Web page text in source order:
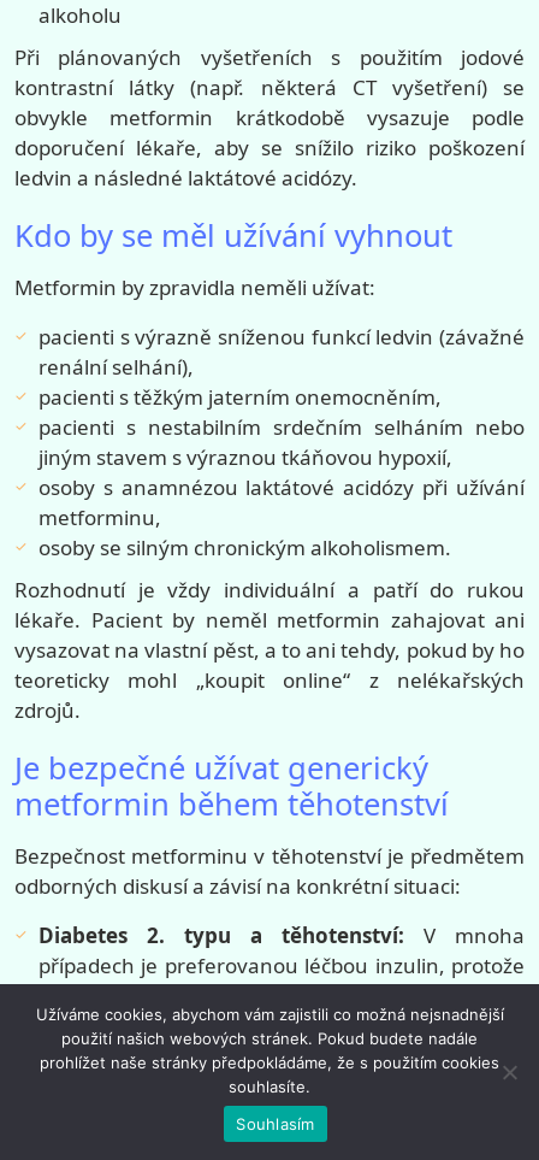
alkoholu
Při plánovaných vyšetřeních s použitím jodové
kontrastní látky (např. některá CT vyšetření) se
obvykle metformin krátkodobě vysazuje podle
doporučení lékaře, aby se snížilo riziko poškození
ledvin a následné laktátové acidózy.
Kdo by se měl užívání vyhnout
Metformin by zpravidla neměli užívat:
pacienti s výrazně sníženou funkcí ledvin (závažné
renální selhání),
pacienti s těžkým jaterním onemocněním,
pacienti s nestabilním srdečním selháním nebo
jiným stavem s výraznou tkáňovou hypoxií,
osoby s anamnézou laktátové acidózy při užívání
metforminu,
osoby se silným chronickým alkoholismem.
Rozhodnutí je vždy individuální a patří do rukou
lékaře. Pacient by neměl metformin zahajovat ani
vysazovat na vlastní pěst, a to ani tehdy, pokud by ho
teoreticky mohl „koupit online“ z nelékařských
zdrojů.
Je bezpečné užívat generický
metformin během těhotenství
Bezpečnost metforminu v těhotenství je předmětem
odborných diskusí a závisí na konkrétní situaci:
Diabetes 2. typu a těhotenství: V mnoha
případech je preferovanou léčbou inzulin, protože
Metformin může být někdy užíván, ale rozhodnutí
je individuální.
Gestační diabetes:V některých zemích se
metformin používá u žen s gestačním diabetem,
ale vždy na základě pečlivého posouzení rizik a
Užíváme cookies, abychom vám zajistili co možná nejsnadnější
použití našich webových stránek. Pokud budete nadále
prohlížet naše stránky předpokládáme, že s použitím cookies
souhlasíte.
Souhlasím